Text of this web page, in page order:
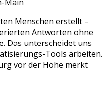
Main
Menschen erstellt –
Antworten ohne
Das unterscheidet uns
Tools arbeiten.
vor der Höhe merkt